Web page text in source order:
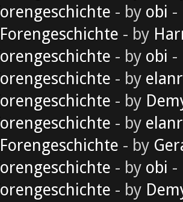
- by obi -
Forengeschichte - by
- by obi -
- by
- by
- by
Forengeschichte - by
- by obi -
- by